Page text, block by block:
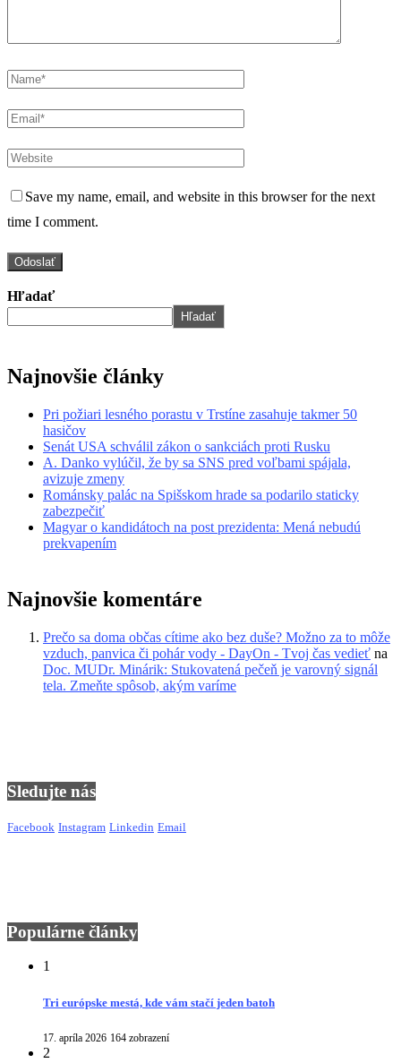
Save my name, email, and website in this browser for the next
time I comment.
Hľadať
Hľadať
Najnovšie články
Pri požiari lesného porastu v Trstíne zasahuje takmer 50
hasičov
Senát USA schválil zákon o sankciách proti Rusku
A. Danko vylúčil, že by sa SNS pred voľbami spájala,
avizuje zmeny
Románsky palác na Spišskom hrade sa podarilo staticky
zabezpečiť
Magyar o kandidátoch na post prezidenta: Mená nebudú
prekvapením
Najnovšie komentáre
Prečo sa doma občas cítime ako bez duše? Možno za to môže
vzduch, panvica či pohár vody - DayOn - Tvoj čas vedieť na
Doc. MUDr. Minárik: Stukovatená pečeň je varovný signál
tela. Zmeňte spôsob, akým varíme
Sledujte nás
Facebook Instagram Linkedin Email
Populárne články
1
Tri európske mestá, kde vám stačí jeden batoh
17. apríla 2026 164 zobrazení
2